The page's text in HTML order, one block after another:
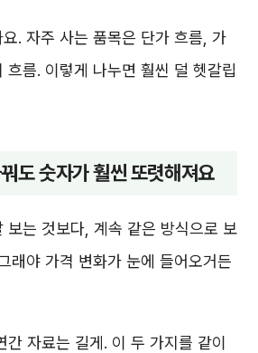
. 자주 사는 품목은 단가 흐름, 가
흐름. 이렇게 나누면 훨씬 덜 헷갈립
도 숫자가 훨씬 또렷해져요
보는 것보다, 계속 같은 방식으로 보
래야 가격 변화가 눈에 들어오거든
간 자료는 길게. 이 두 가지를 같이